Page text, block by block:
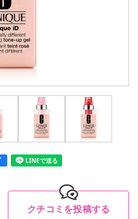
LINEで送る
クチコミを投稿する